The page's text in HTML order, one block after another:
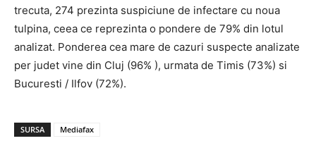
trecuta, 274 prezinta suspiciune de infectare cu noua
tulpina, ceea ce reprezinta o pondere de 79% din lotul
analizat. Ponderea cea mare de cazuri suspecte analizate
per judet vine din Cluj (96% ), urmata de Timis (73%) si
Bucuresti / Ilfov (72%).
SURSA Mediafax